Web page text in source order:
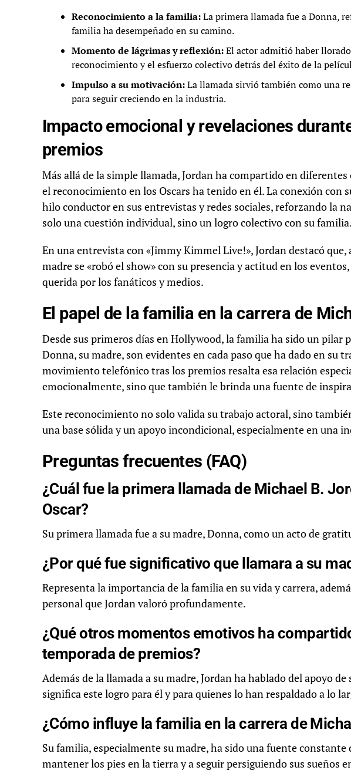
Reconocimiento a la familia:La primera llamada fue a Donna,
familia ha desempeñado en su camino.
Momento de lágrimas y reflexión:El actor admitió haber
reconocimiento y el esfuerzo colectivo detrás del éxito de la
Impulso a su motivación:La llamada sirvió también como una
para seguir creciendo en la industria.
Impacto emocional y revelaciones
premios
Más allá de la simple llamada, Jordan ha compartido en
el reconocimiento en los Oscars ha tenido en él. La conexión con
hilo conductor en sus entrevistas y redes sociales, reforzando la
solo una cuestión individual, sino un logro colectivo con su familia.
En una entrevista con «Jimmy Kimmel Live!», Jordan destacó
madre se «robó el show» con su presencia y actitud en los
querida por los fanáticos y medios.
El papel de la familia en la carrera de
Desde sus primeros días en Hollywood, la familia ha sido un pilar
Donna, su madre, son evidentes en cada paso que ha dado en su
movimiento telefónico tras los premios resalta esa relación
emocionalmente, sino que también le brinda una fuente de
Este reconocimiento no solo valida su trabajo actoral, sino
una base sólida y un apoyo incondicional, especialmente en una
Preguntas frecuentes (FAQ)
¿Cuál fue la primera llamada de Michael B.
Oscar?
Su primera llamada fue a su madre, Donna, como un acto de
¿Por qué fue significativo que llamara a su
Representa la importancia de la familia en su vida y carrera,
personal que Jordan valoró profundamente.
¿Qué otros momentos emotivos ha
temporada de premios?
Además de la llamada a su madre, Jordan ha hablado del apoyo
significa este logro para él y para quienes lo han respaldado a lo
¿Cómo influye la familia en la carrera de
Su familia, especialmente su madre, ha sido una fuente
mantener los pies en la tierra y a seguir persiguiendo sus sueños